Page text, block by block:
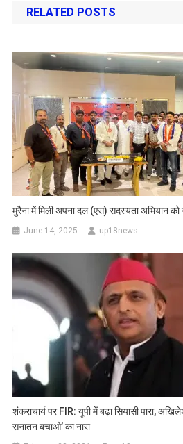
RELATED POSTS
मुरैना में मिली अपना दल (एस) सदस्यता अभियान को
June 14, 2025 up18news
शंकराचार्य पर FIR: यूपी में बढ़ा सियासी पारा,
सनातन बचाओ’ का नारा